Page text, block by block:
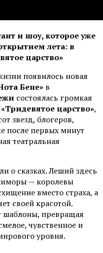
и шоу, которое уже
лета: в
царство»
появилось новая
Бене» в
состоялась громкая
царство»,
звезд, блогеров,
после первых минут
театральная
о сказках. Леший здесь
— королевы
вместо страха, а
своей красотой.
шаблоны, превращая
чувственное и
уровня.